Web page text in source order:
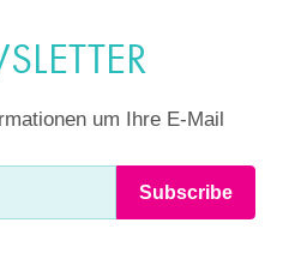
um Ihre E-Mail